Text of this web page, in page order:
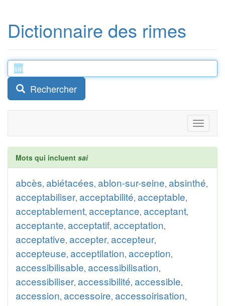
Dictionnaire des rimes
Rechercher
Toggle
Mots qui incluent sai
abcès, abiétacées, ablon-sur-seine, absinthé,
acceptabiliser, acceptabilité, acceptable,
acceptablement, acceptance, acceptant,
acceptante, acceptatif, acceptation,
acceptative, accepter, accepteur,
accepteuse, acceptilation, acception,
accessibilisable, accessibilisation,
accessibiliser, accessibilité, accessible,
accession, accessoire, accessoirisation,